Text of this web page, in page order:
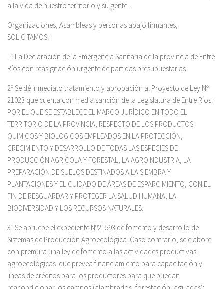
a la vida de nuestro territorio y su gente.
Organizaciones, Asambleas y personas abajo firmantes,
SOLICITAMOS:
1º La Declaración de la Emergencia Sanitaria de la provincia de Entre
Ríos con reasignación urgente de partidas presupuestarias.
2º Se dé inmediato tratamiento y aprobación al Proyecto de Ley Nº
21023 que cuenta con media sanción de la Legislatura de Entre Ríos:
POR EL QUE SE ESTABLECE EL MARCO JURÍDICO EN TODO EL
TERRITORIO DE LA PROVINCIA, RESPECTO DE LOS PRODUCTOS
QUIMICOS Y BIOLOGICOS EMPLEADOS EN LA PROTECCIÓN,
CRECIMIENTO Y DESARROLLO DE TODAS LAS ESPECIES DE
PRODUCCIÓN AGRÍCOLA Y FORESTAL, LA AGROINDUSTRIA, LA
PREPARACIÓN DE SUELOS DESTINADOS A LA SIEMBRA Y
PLANTACIONES Y EL CUIDADO DE ÁREAS DE ESPARCIMIENTO, CON EL
FIN DE RESGUARDAR Y PROTEGER LA SALUD HUMANA, LA
BIODIVERSIDAD Y LOS RECURSOS NATURALES.
3º Se apruebe el expediente Nº21593 de fomento y desarrollo de
Sistemas de Producción Agroecológica. Caso contrario, se elabore
con premura una ley de fomento a las actividades productivas
agroecológicas que prevea financiamiento para capacitación y
líneas de créditos para los productores para que puedan